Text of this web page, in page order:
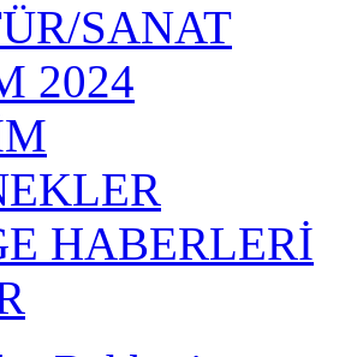
SANAT
2024
HABERLERİ